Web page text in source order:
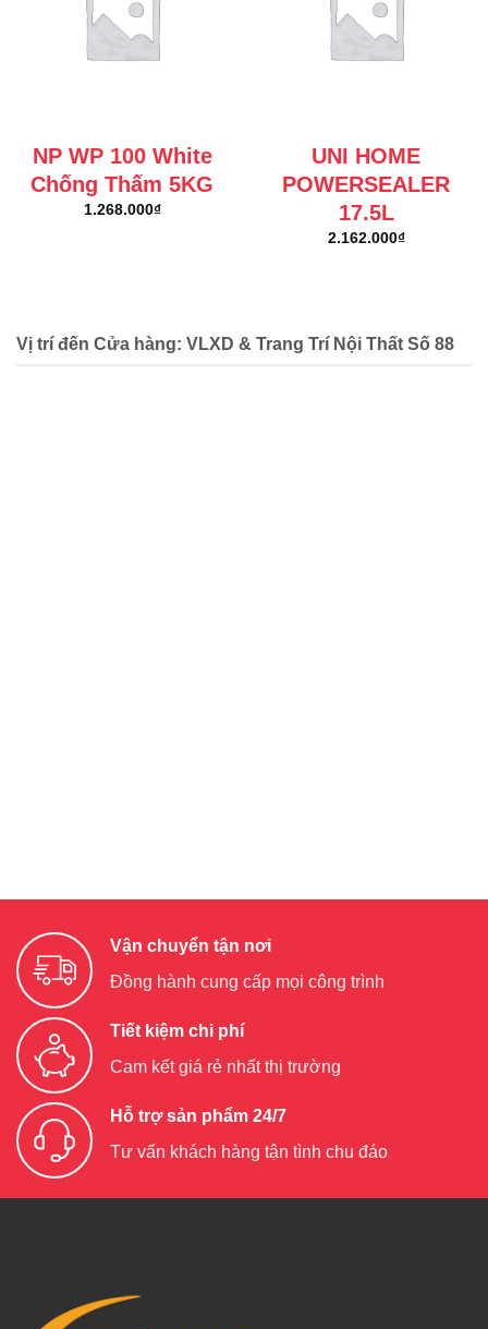
NP WP 100 White
Chống Thấm 5KG
1.268.000₫
UNI HOME
POWERSEALER
17.5L
2.162.000₫
Vị trí đến Cửa hàng: VLXD & Trang Trí Nội Thất Số 88
Vận chuyển tận nơi
Đồng hành cung cấp mọi công trình
Tiết kiệm chi phí
Cam kết giá rẻ nhất thị trường
Hỗ trợ sản phẩm 24/7
Tư vấn khách hàng tận tình chu đáo